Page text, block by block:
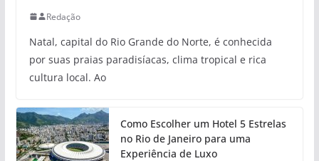
Redação
Natal, capital do Rio Grande do Norte, é conhecida
por suas praias paradisíacas, clima tropical e rica
cultura local. Ao
Como Escolher um Hotel 5 Estrelas
no Rio de Janeiro para uma
Experiência de Luxo